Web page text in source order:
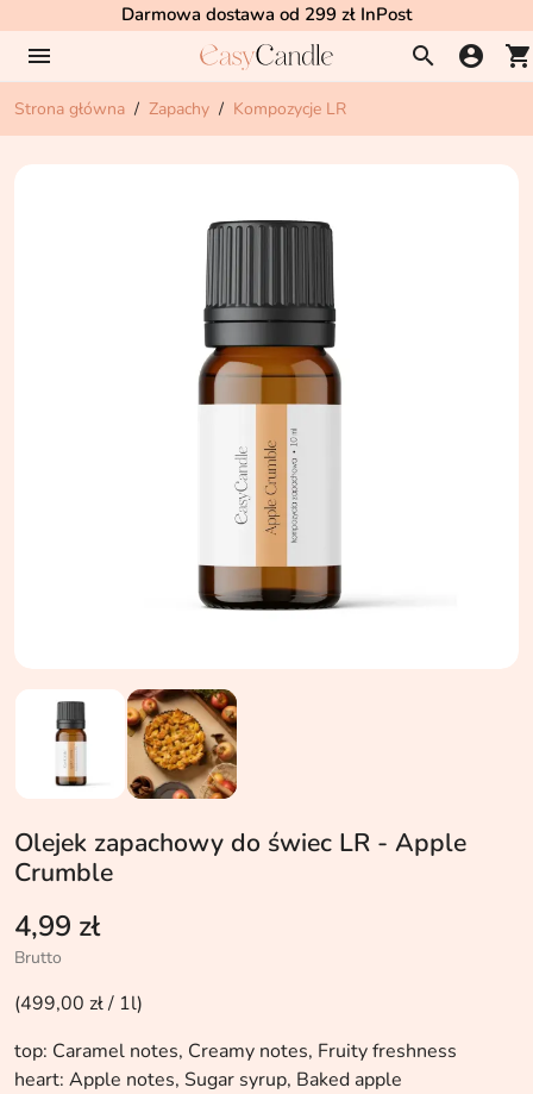
Darmowa dostawa od 299 zł InPost
menu search account_circle shopping_cart
Strona główna Zapachy Kompozycje LR
Olejek zapachowy do świec LR - Apple
Crumble
4,99 zł
Brutto
(499,00 zł / 1l)
top: Caramel notes, Creamy notes, Fruity freshness
heart: Apple notes, Sugar syrup, Baked apple